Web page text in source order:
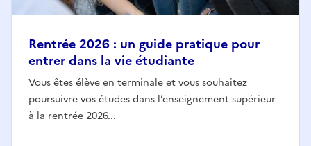
Rentrée 2026 : un guide pratique pour
entrer dans la vie étudiante
Vous êtes élève en terminale et vous souhaitez
poursuivre vos études dans l’enseignement supérieur
à la rentrée 2026...